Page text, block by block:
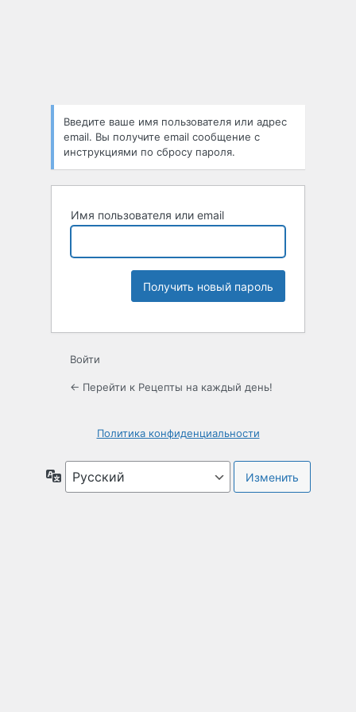
Введите ваше имя пользователя или адрес
email. Вы получите email сообщение с
инструкциями по сбросу пароля.
Имя пользователя или email
Войти
← Перейти к Рецепты на каждый день!
Политика конфиденциальности
Язык